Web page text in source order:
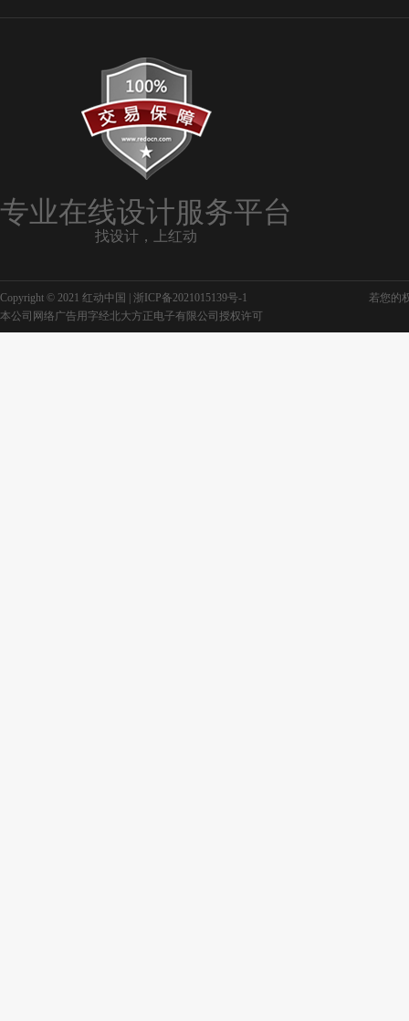
专业在线设计服务平台
找设计，上红动
Copyright © 2021 红动中国 | 浙ICP备2021015139号-1
若您的
本公司网络广告用字经北大方正电子有限公司授权许可